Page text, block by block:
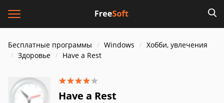
Бесплатные программы Windows
Хобби, увлечения
Здоровье
Have a Rest
Have a Rest